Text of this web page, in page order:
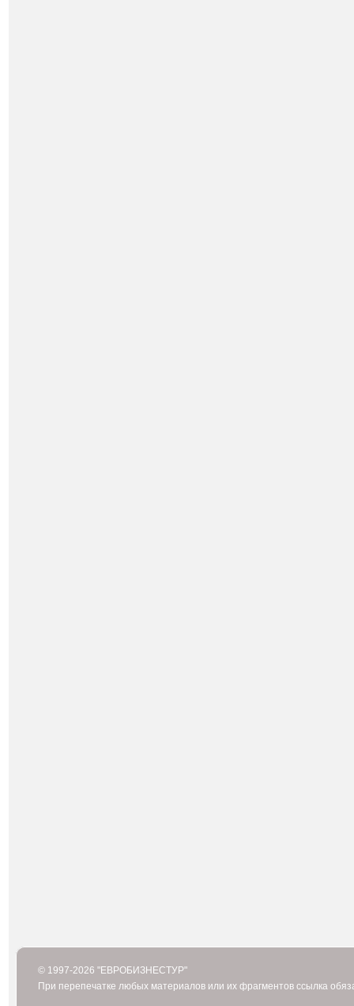
© 1997-2026 "ЕВРОБИЗНЕСТУР"
При перепечатке любых материалов или их фрагментов ссылка